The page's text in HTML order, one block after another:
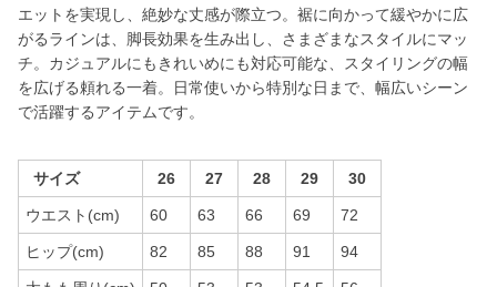
エットを実現し、絶妙な丈感が際立つ。裾に向かって緩やかに広
がるラインは、脚長効果を生み出し、さまざまなスタイルにマッ
チ。カジュアルにもきれいめにも対応可能な、スタイリングの幅
を広げる頼れる一着。日常使いから特別な日まで、幅広いシーン
で活躍するアイテムです。
サイズ 26 27 28 29 30
ウエスト(cm) 60 63 66 69 72
ヒップ(cm) 82 85 88 91 94